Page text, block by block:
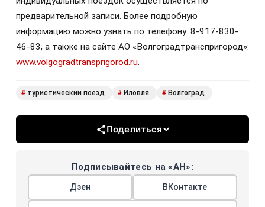
предварительной записи. Более подробную
информацию можно узнать по телефону: 8-917-830-
46-83, а также на сайте АО «Волгоградтранспригород»:
www.volgogradtransprigorod.ru.
# туристический поезд # Иловля # Волгоград
Поделиться
Подписывайтесь на «АН»:
Дзен ВКонтакте